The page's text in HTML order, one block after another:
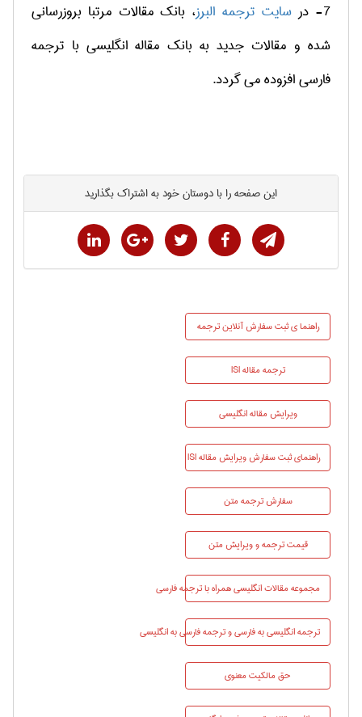
7- در سایت ترجمه البرز، بانک مقالات مرتبا بروزرسانی
شده و مقالات جدید به بانک مقاله انگلیسی با ترجمه
فارسی افزوده می گردد.
این صفحه را با دوستان خود به اشتراک بگذارید
راهنما ي ثبت سفارش آنلاین ترجمه
ترجمه مقاله ISI
ویرایش مقاله انگلیسی
راهنماي ثبت سفارش ویرایش مقاله ISI
سفارش ترجمه متن
قیمت ترجمه و ویرایش متن
مجموعه مقالات انگلیسی همراه با ترجمه فارسی
ترجمه انگلیسی به فارسی و ترجمه فارسی به انگلیسی
حق مالکیت معنوی